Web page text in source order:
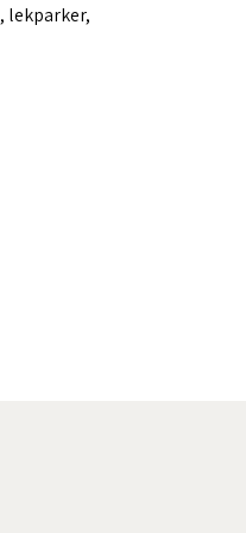
lekparker,